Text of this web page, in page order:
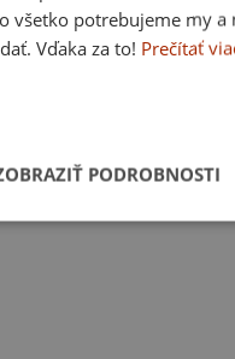
všetko potrebujeme my
Vďaka za to! Prečítať
PODROBNOSTI